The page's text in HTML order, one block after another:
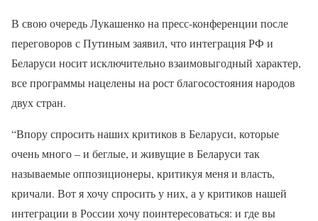
В свою очередь Лукашенко на пресс-конференции после
переговоров с Путиным заявил, что интеграция РФ и
Беларуси носит исключительно взаимовыгодный характер,
все программы нацелены на рост благосостояния народов
двух стран.
“Впору спросить наших критиков в Беларуси, которые
очень много – и беглые, и живущие в Беларуси так
называемые оппозиционеры, критикуя меня и власть,
кричали. Вот я хочу спросить у них, а у критиков нашей
интеграции в России хочу поинтересоваться: и где вы